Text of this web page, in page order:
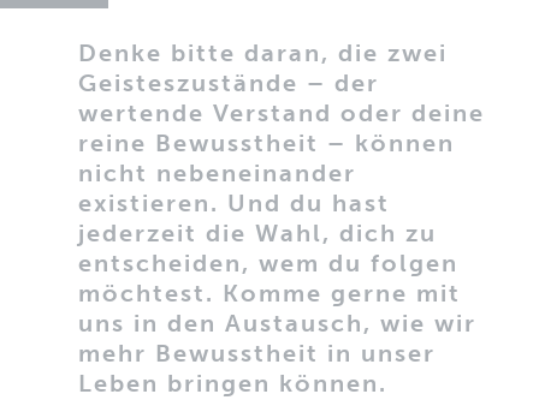
Denke bitte daran, die zwei
Geisteszustände – der
wertende Verstand oder deine
reine Bewusstheit – können
nicht nebeneinander
existieren. Und du hast
jederzeit die Wahl, dich zu
entscheiden, wem du folgen
möchtest. Komme gerne mit
uns in den Austausch, wie wir
mehr Bewusstheit in unser
Leben bringen können.